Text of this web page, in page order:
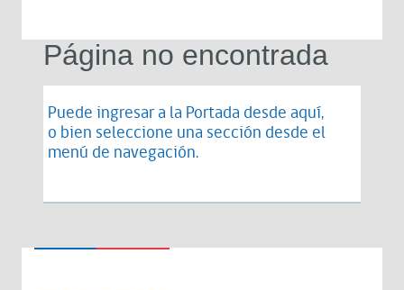
Página no encontrada
Puede ingresar a la Portada desde aquí,
o bien seleccione una sección desde el
menú de navegación.